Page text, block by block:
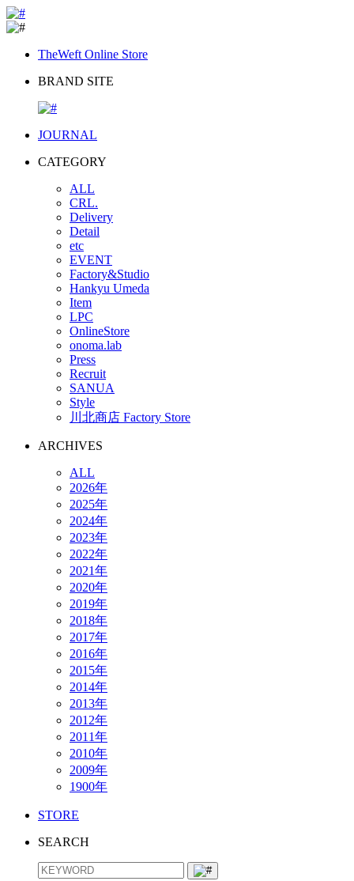
TheWeft Online Store
BRAND SITE
JOURNAL
CATEGORY
ALL
CRL.
Delivery
Detail
etc
EVENT
Factory&Studio
Hankyu Umeda
Item
LPC
OnlineStore
onoma.lab
Press
Recruit
SANUA
Style
川北商店 Factory Store
ARCHIVES
ALL
2026年
2025年
2024年
2023年
2022年
2021年
2020年
2019年
2018年
2017年
2016年
2015年
2014年
2013年
2012年
2011年
2010年
2009年
1900年
STORE
SEARCH